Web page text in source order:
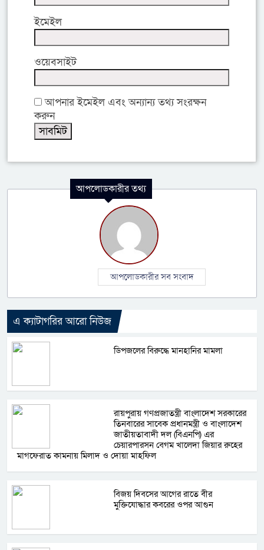
ইমেইল
ওয়েবসাইট
আপনার ইমেইল এবং অন্যান্য তথ্য সংরক্ষন
করুন
আপলোডকারীর তথ্য
আপলোডকারীর সব সংবাদ
এ ক্যাটাগরির আরো নিউজ
ডিপজলের বিরুদ্ধে মানহানির মামলা
রায়পুরায় গণপ্রজাতন্ত্রী বাংলাদেশ সরকারের
তিনবারের সাবেক প্রধানমন্ত্রী ও বাংলাদেশ
জাতীয়তাবাদী দল (বিএনপি) এর
চেয়ারপারসন বেগম খালেদা জিয়ার রুহের
মাগফেরাত কামনায় মিলাদ ও দোয়া মাহফিল
বিজয় দিবসের আগের রাতে বীর
মুক্তিযোদ্ধার কবরের ওপর আগুন